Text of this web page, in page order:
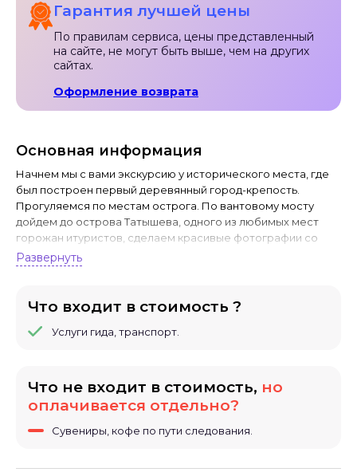
Гарантия лучшей цены
По правилам сервиса, цены представленный
на сайте, не могут быть выше, чем на других
сайтах.
Оформление возврата
Основная информация
Начнем мы с вами экскурсию у исторического места, где
был построен первый деревянный город-крепость.
Прогуляемся по местам острога. По вантовому мосту
дойдем до острова Татышева, одного из любимых мест
горожан итуристов, сделаем красивые фотографии со
смотровой площадки.
Развернуть
Что входит в стоимость ?
Услуги гида, транспорт.
Что не входит в стоимость, но
оплачивается отдельно?
Сувениры, кофе по пути следования.